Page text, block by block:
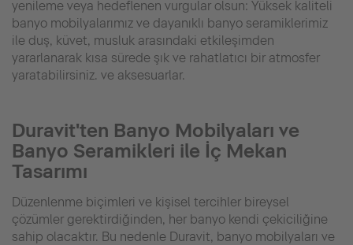
yenileme veya hedeflenen vurgular olsun: Yüksek kaliteli
banyo mobilyalarımız ve dayanıklı banyo seramiklerimiz
ile duş, küvet, musluk arasındaki etkileşimden
yararlanarak kısa sürede şık ve rahatlatıcı bir atmosfer
yaratabilirsiniz. ve aksesuarlar.
Duravit'ten Banyo Mobilyaları ve
Banyo Seramikleri ile İç Mekan
Tasarımı
Düzenlenme biçimleri ve kişisel tercihler bireysel
çözümler gerektirdiğinden, her banyo kendi çekiciliğine
sahip olacaktır. Bu nedenle Duravit, banyo mobilyaları ve